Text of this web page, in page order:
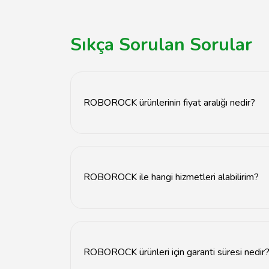
Sıkça Sorulan Sorular
ROBOROCK ürünlerinin fiyat aralığı nedir?
ROBOROCK ile hangi hizmetleri alabilirim?
ROBOROCK ürünleri için garanti süresi nedir?